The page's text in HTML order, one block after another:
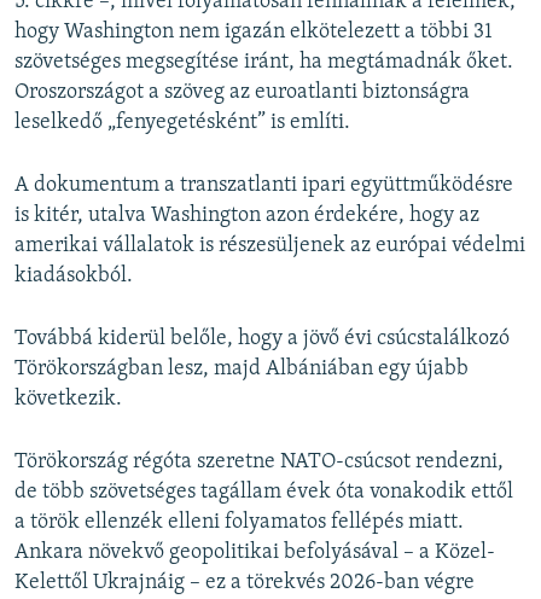
hogy Washington nem igazán elkötelezett a többi 31
szövetséges megsegítése iránt, ha megtámadnák őket.
Oroszországot a szöveg az euroatlanti biztonságra
leselkedő „fenyegetésként” is említi.
A dokumentum a transzatlanti ipari együttműködésre
is kitér, utalva Washington azon érdekére, hogy az
amerikai vállalatok is részesüljenek az európai védelmi
kiadásokból.
Továbbá kiderül belőle, hogy a jövő évi csúcstalálkozó
Törökországban lesz, majd Albániában egy újabb
következik.
Törökország régóta szeretne NATO-csúcsot rendezni,
de több szövetséges tagállam évek óta vonakodik ettől
a török ellenzék elleni folyamatos fellépés miatt.
Ankara növekvő geopolitikai befolyásával – a Közel-
Kelettől Ukrajnáig – ez a törekvés 2026-ban végre